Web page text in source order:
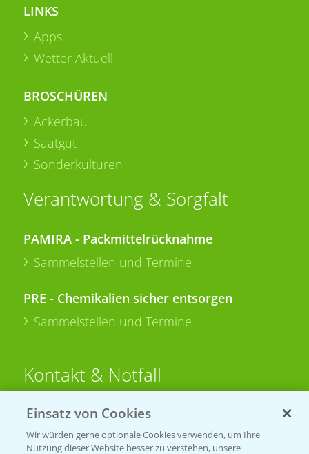
LINKS
Apps
Wetter Aktuell
BROSCHÜREN
Ackerbau
Saatgut
Sonderkulturen
Verantwortung & Sorgfalt
PAMIRA - Packmittelrücknahme
Sammelstellen und Termine
PRE - Chemikalien sicher entsorgen
Sammelstellen und Termine
Kontakt & Notfall
Beratung auf WhatsApp
T.+49 (0)174 346 564 1
Einsatz von Cookies
Wir würden gerne optionale Cookies verwenden, um Ihre
Nutzung dieser Website besser zu verstehen, unsere